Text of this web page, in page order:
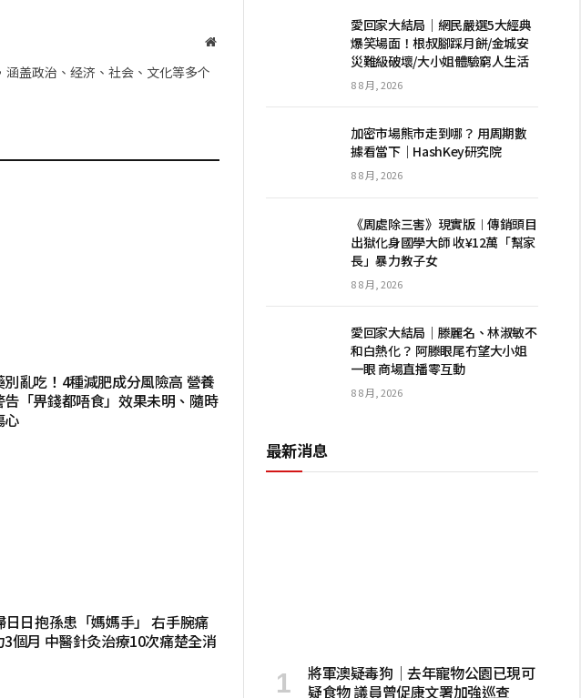
网
盖政治、经济、社会、文化等多个
亂吃！4種減肥成分風險高 營養
告「畀錢都唔食」效果未明、隨時
心
日日抱孫患「媽媽手」 右手腕痛
個月 中醫針灸治療10次痛楚全消
愛回家大結局｜網民嚴選5大經典
爆笑場面！根叔腳踩月餅/金城安
災難級破壞/大小姐體驗窮人生活
8 8 月, 2026
加密市場熊市走到哪？ 用周期數
據看當下｜HashKey研究院
8 8 月, 2026
《周處除三害》現實版︱傳銷頭目
出獄化身國學大師 收¥12萬「幫家
長」暴力教子女
8 8 月, 2026
愛回家大結局｜滕麗名、林淑敏不
和白熱化？ 阿滕眼尾冇望大小姐
一眼 商場直播零互動
8 8 月, 2026
最新消息
將軍澳疑毒狗│去年寵物公園已現可
疑食物 議員曾促康文署加強巡查